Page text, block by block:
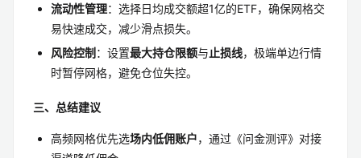
流动性管理：选择日均成交额超1亿的ETF，确保网格交
易快速成交，减少滑点损失。
风险控制 ：设置最大持仓限额与止损线，极端单边行情
时暂停网格，避免仓位失控。
三、总结建议
高频网格优先选场内低佣账户，通过《问金测评》对接